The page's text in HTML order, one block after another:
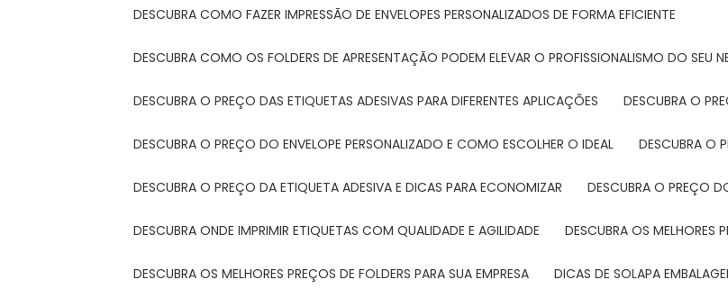
DESCUBRA COMO FAZER IMPRESSÃO DE ENVELOPES PERSONALIZADOS DE FORMA EFICIENTE
DESCUBRA COMO OS FOLDERS DE APRESENTAÇÃO PODEM ELEVAR O PROFISSIONALISMO DO SEU
DESCUBRA O PREÇO DAS ETIQUETAS ADESIVAS PARA DIFERENTES APLICAÇÕES DESCUBRA O
DESCUBRA O PREÇO DO ENVELOPE PERSONALIZADO E COMO ESCOLHER O IDEAL DESCUBRA
DESCUBRA O PREÇO DA ETIQUETA ADESIVA E DICAS PARA ECONOMIZAR DESCUBRA O PREÇO
DESCUBRA ONDE IMPRIMIR ETIQUETAS COM QUALIDADE E AGILIDADE DESCUBRA OS
DESCUBRA OS MELHORES PREÇOS DE FOLDERS PARA SUA EMPRESA DICAS DE SOLAPA